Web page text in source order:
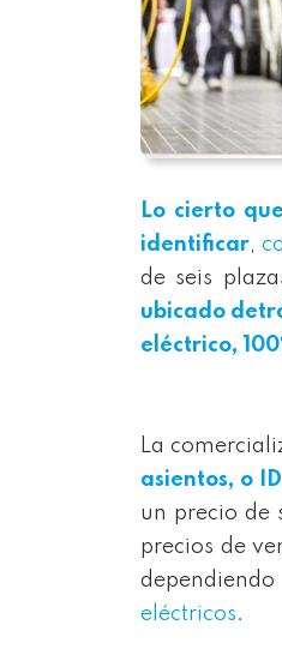
Lo cierto
identificar ,
de seis
ubicado
eléctrico,
La
asientos, o
un precio de
precios de
eléctricos.